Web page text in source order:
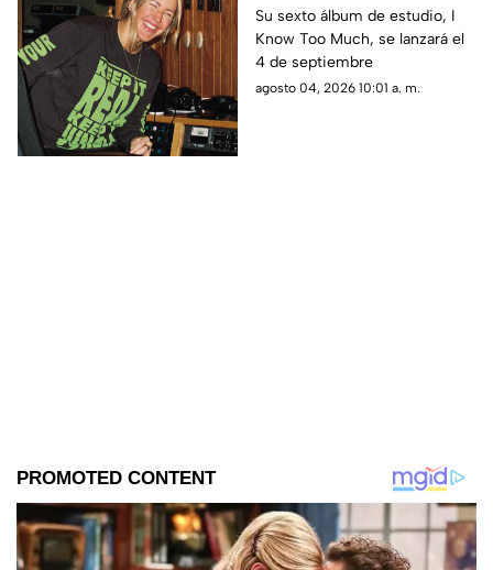
seasons"
Su sexto álbum de estudio, I
Know Too Much, se lanzará el
4 de septiembre
agosto 04, 2026 10:01 a. m.